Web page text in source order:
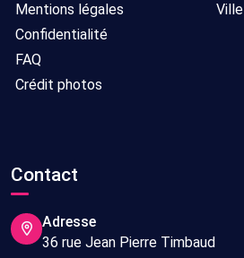
Mentions légales
Confidentialité
FAQ
Crédit photos
Ville
Contact
Adresse
36 rue Jean Pierre Timbaud